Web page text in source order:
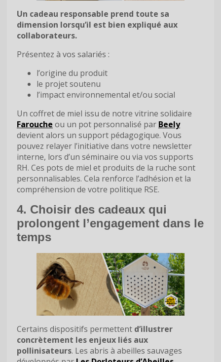
Un cadeau responsable prend toute sa
dimension lorsqu’il est bien expliqué aux
collaborateurs.
Présentez à vos salariés :
l’origine du produit
le projet soutenu
l’impact environnemental et/ou social
Un coffret de miel issu de notre vitrine solidaire
Farouche ou un pot personnalisé par Beely
devient alors un support pédagogique. Vous
pouvez relayer l’initiative dans votre newsletter
interne, lors d’un séminaire ou via vos supports
RH. Ces pots de miel et produits de la ruche sont
personnalisables. Cela renforce l’adhésion et la
compréhension de votre politique RSE.
4. Choisir des cadeaux qui
prolongent l’engagement dans le
temps
Certains dispositifs permettent d’illustrer
concrètement les enjeux liés aux
pollinisateurs. Les abris à abeilles sauvages